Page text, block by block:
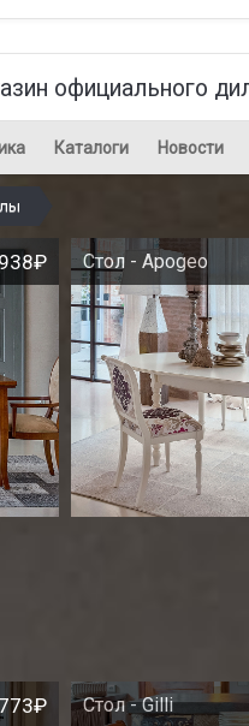
официального
Каталоги Новости
Стол - Apogeo
Стол - Gilli